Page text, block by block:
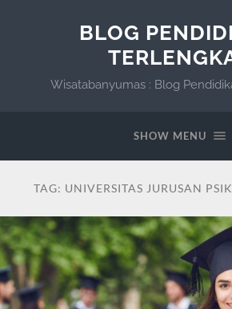
BLOG
Wisatabanyumas : Blog
SHOW MENU
TAG: UNIVERSITAS JURUSAN